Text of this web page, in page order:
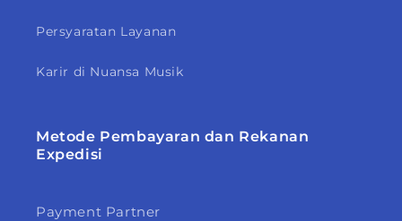
Persyaratan Layanan
Karir di Nuansa Musik
Metode Pembayaran dan Rekanan
Expedisi
Payment Partner